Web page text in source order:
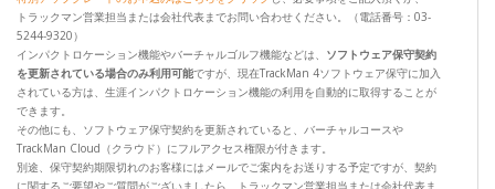
トラックマン営業担当または会社代表までお問い合わせください。（電話番号：03-
5244-9320）
インパクトロケーション機能やバーチャルゴルフ機能などは、 ソフトウェア保守契約
を更新されている場合のみ利用可能ですが、現在TrackMan 4ソフトウェア保守に加入
されている方は、生涯インパクトロケーション機能の利用を自動的に取得することが
できます。
その他にも、ソフトウェア保守契約を更新されていると、バーチャルコースや
TrackMan Cloud（クラウド）にフルアクセス権限が付きます。
別途、保守契約期限切れのお客様にはメールでご案内をお送りする予定ですが、契約
に関するご要望やご質問がございましたら、トラックマン営業担当または会社代表ま